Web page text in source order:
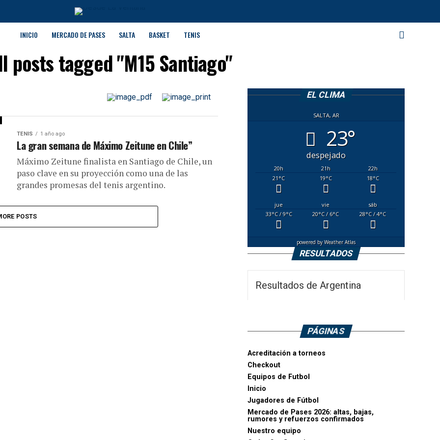
INICIO MERCADO DE PASES SALTA BASKET TENIS
posts tagged "M15 Santiago"
TENIS 1 año ago
La gran semana de Máximo Zeitune en Chile”
Máximo Zeitune finalista en Santiago de Chile, un
paso clave en su proyección como una de las
grandes promesas del tenis argentino.
POSTS
EL CLIMA
SALTA, AR
23°
despejado
20h 21h 22h
21°C 19°C 18°C
jue vie
sáb
33°C/ 9°C 20°C/ 6°C 28°C/ 4°C
powered byWeather Atlas
RESULTADOS
Resultados de Argentina
PÁGINAS
Acreditación a torneos
Checkout
Equipos de Futbol
Inicio
Jugadores de Fútbol
Mercado de Pases 2026: altas, bajas,
rumores y refuerzos confirmados
Nuestro equipo